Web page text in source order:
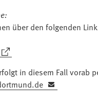
über den folgenden
in diesem Fall vorab
de